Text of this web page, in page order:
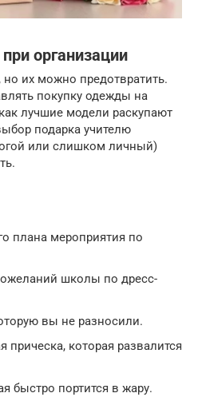
организации
их можно предотвратить.
покупку одежды на
лучшие модели раскупают
подарка учителю
или слишком личный)
плана мероприятия по
школы по дресс-
вы не разносили.
которая развалится
быстро портится в жару.